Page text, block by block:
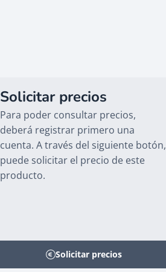
Solicitar precios
Para poder consultar precios,
deberá registrar primero una
cuenta. A través del siguiente botón,
puede solicitar el precio de este
producto.
Solicitar precios